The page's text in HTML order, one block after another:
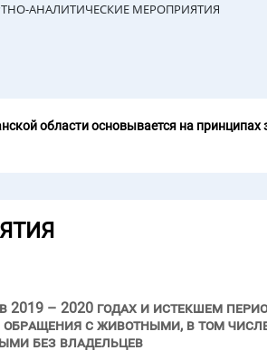
АНАЛИТИЧЕСКИЕ МЕРОПРИЯТИЯ
области основывается на принципах
2019 – 2020 годах и истекшем
с животными, в том
без владельцев